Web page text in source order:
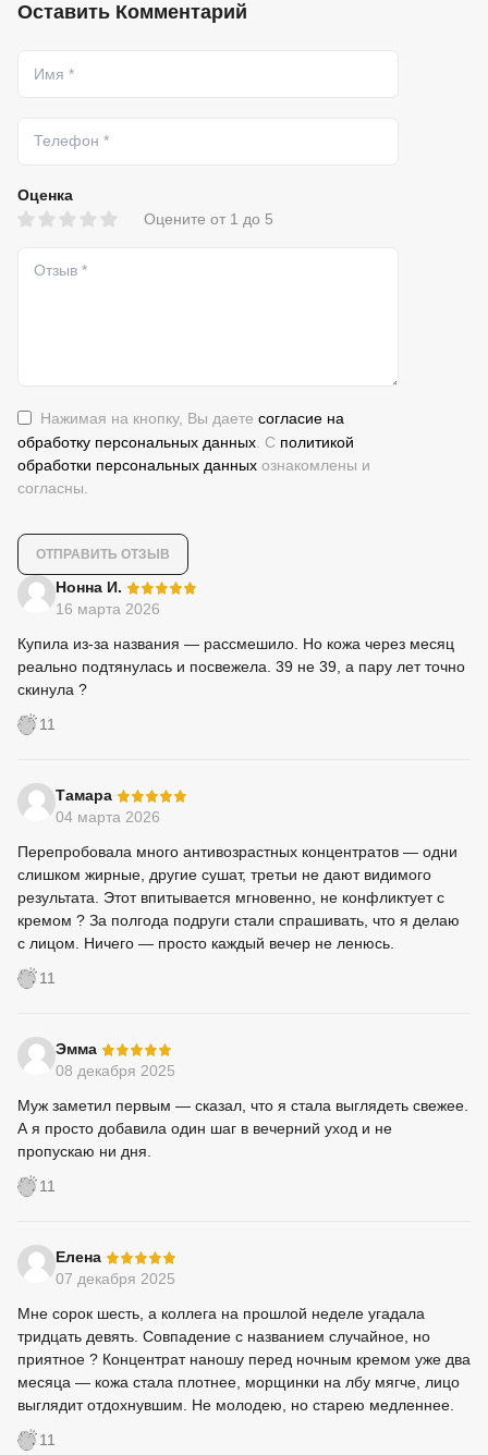
Оставить Комментарий
Оценка
Оцените от 1 до 5
Нажимая на кнопку, Вы даете согласие на
обработку персональных данных . С политикой
обработки персональных данных ознакомлены и
согласны.
Нонна И.
16 марта 2026
Купила из-за названия — рассмешило. Но кожа через месяц
реально подтянулась и посвежела. 39 не 39, а пару лет точно
скинула ?
11
Тамара
04 марта 2026
Перепробовала много антивозрастных концентратов — одни
слишком жирные, другие сушат, третьи не дают видимого
результата. Этот впитывается мгновенно, не конфликтует с
кремом ? За полгода подруги стали спрашивать, что я делаю
с лицом. Ничего — просто каждый вечер не ленюсь.
11
Эмма
08 декабря 2025
Муж заметил первым — сказал, что я стала выглядеть свежее.
А я просто добавила один шаг в вечерний уход и не
пропускаю ни дня.
11
Елена
07 декабря 2025
Мне сорок шесть, а коллега на прошлой неделе угадала
тридцать девять. Совпадение с названием случайное, но
приятное ? Концентрат наношу перед ночным кремом уже два
месяца — кожа стала плотнее, морщинки на лбу мягче, лицо
выглядит отдохнувшим. Не молодею, но старею медленнее.
11